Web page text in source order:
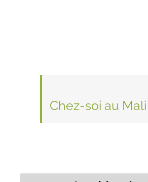
Chez-soi au Mali